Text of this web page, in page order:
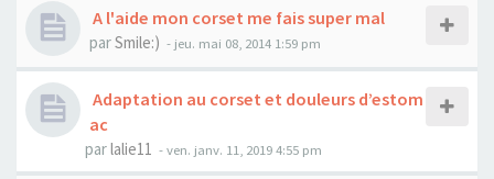
A l'aide mon corset me fais super mal
parSmile:) - jeu. mai 08, 2014 1:59 pm
Adaptation au corset et douleurs d’estom
ac
parlalie11 - ven. janv. 11, 2019 4:55 pm